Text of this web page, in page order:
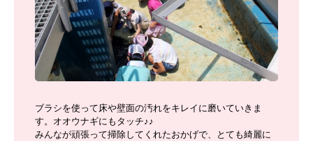
ブラシを使って床や壁面の汚れをキレイに磨いていきま
す。オオウナギにもタッチ♪♪
みんなが頑張って掃除してくれたおかげで、とても綺麗に